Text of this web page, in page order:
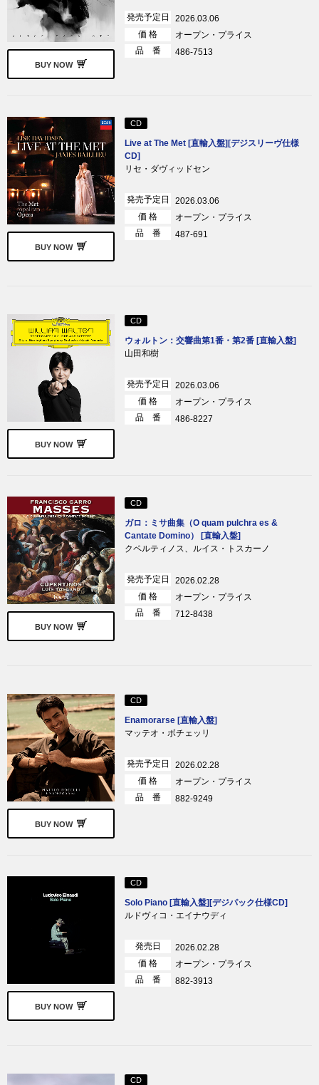
BUY NOW
発売予定日
2026.03.06
価 格
オープン・プライス
品 番
486-7513
BUY NOW
CD
Live at The Met [直輸入盤][デジスリーヴ仕様
CD]
リセ・ダヴィッドセン
発売予定日
2026.03.06
価 格
オープン・プライス
品 番
487-691
BUY NOW
CD
ウォルトン：交響曲第1番・第2番 [直輸入盤]
山田和樹
発売予定日
2026.03.06
価 格
オープン・プライス
品 番
486-8227
BUY NOW
CD
ガロ：ミサ曲集（O quam pulchra es &
Cantate Domino） [直輸入盤]
クペルティノス、ルイス・トスカーノ
発売予定日
2026.02.28
価 格
オープン・プライス
品 番
712-8438
BUY NOW
CD
Enamorarse [直輸入盤]
マッテオ・ボチェッリ
発売予定日
2026.02.28
価 格
オープン・プライス
品 番
882-9249
BUY NOW
CD
Solo Piano [直輸入盤][デジパック仕様CD]
ルドヴィコ・エイナウディ
発売日
2026.02.28
価 格
オープン・プライス
品 番
882-3913
CD